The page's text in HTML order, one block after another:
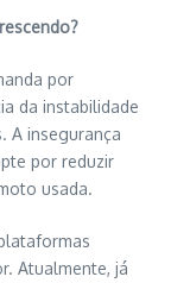
por
da instabilidade
A insegurança
por reduzir
usada.
Atualmente, já